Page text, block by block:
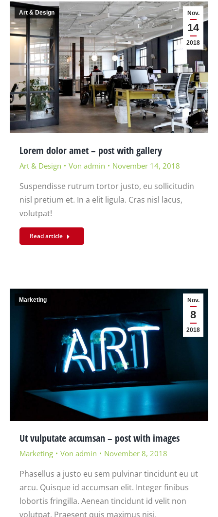
Nov.
14
2018
Art & Design
Lorem dolor amet – post with gallery
Art & Design Von admin November 14, 2018
Suspendisse rutrum tortor justo, eu sollicitudin
nisl pretium et. In a elit ligula. Cras nisl lacus,
volutpat!
Read article
Nov.
8
2018
Marketing
Ut vulputate accumsan – post with images
Marketing Von admin November 8, 2018
Phasellus a justo eu sem pulvinar tincidunt eu ut
arcu. Quisque id accumsan elit. Integer finibus
lobortis fringilla. Aenean tincidunt id velit non
volutpat. Praesent quis maximus nisi.